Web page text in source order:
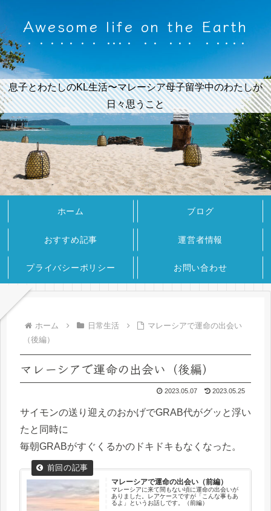
Awesome life on the Earth
息子とわたしのKL生活〜マレーシア母子留学中のわたしが
日々思うこと
ホーム ブログ
おすすめ記事 運営者情報
プライバシーポリシー お問い合わせ
ホーム 日常生活
マレーシアで運命の出会い
（後編）
マレーシアで運命の出会い（後編）
2023.05.07 2023.05.25
サイモンの送り迎えのおかげでGRAB代がグッと浮い
たと同時に
毎朝GRABがすぐくるかのドキドキもなくなった。
マレーシアで運命の出会い（前編）
マレーシアに来て間もない頃に運命の出会いが
ありました。レアケースですが「こんな事もあ
るよ」というお話しです。（前編）